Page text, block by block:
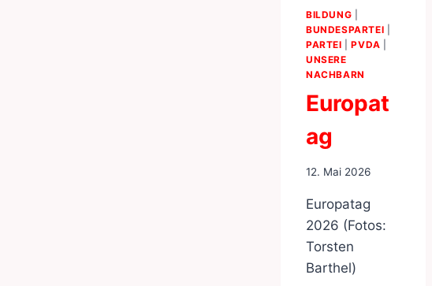
BILDUNG
BUNDESPARTEI
PARTEI |PVDA
UNSERE
NACHBARN
Europat
ag
12. Mai 2026
Europatag
2026 (Fotos:
Torsten
Barthel)